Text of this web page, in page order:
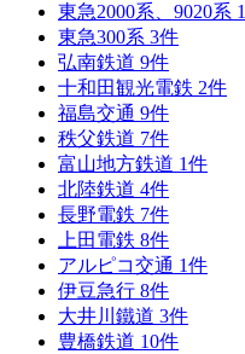
東急2000系、9020系 1
東急300系 3件
弘南鉄道 9件
十和田観光電鉄 2件
福島交通 9件
秩父鉄道 7件
富山地方鉄道 1件
北陸鉄道 4件
長野電鉄 7件
上田電鉄 8件
アルピコ交通 1件
伊豆急行 8件
大井川鐵道 3件
豊橋鉄道 10件